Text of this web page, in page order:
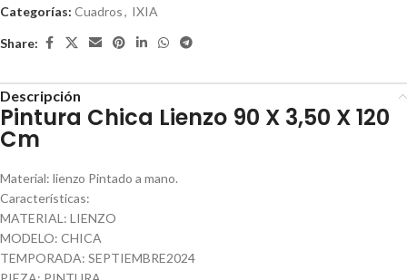
Categorías: Cuadros, IXIA
Share:
Descripción
Pintura Chica Lienzo 90 X 3,50 X 120
Cm
Material: lienzo Pintado a mano.
Características:
MATERIAL: LIENZO
MODELO: CHICA
TEMPORADA: SEPTIEMBRE2024